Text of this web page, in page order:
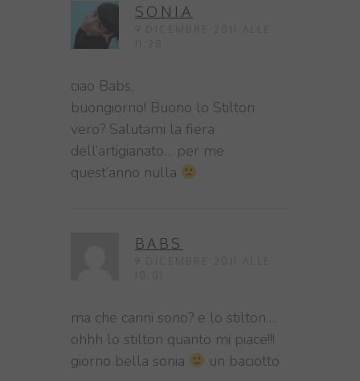
SONIA
ciao Babs,
buongiorno! Buono lo Stilton
vero? Salutami la fiera
dell’artigianato… per me
quest’anno nulla
BABS
ma che carini sono? e lo stilton….
ohhh lo stilton quanto mi piace!!!
giorno bella sonia
un baciotto